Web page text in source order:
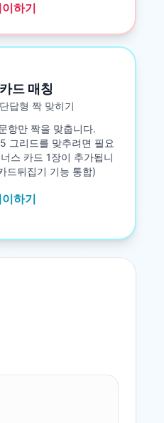
하기
카드 매칭
단답형 짝 맞히기
항만 짝을 맞춥니다.
그리드를 맞추려면 필요
스 카드 1장이 추가됩니
드뒤집기 기능 통합)
하기